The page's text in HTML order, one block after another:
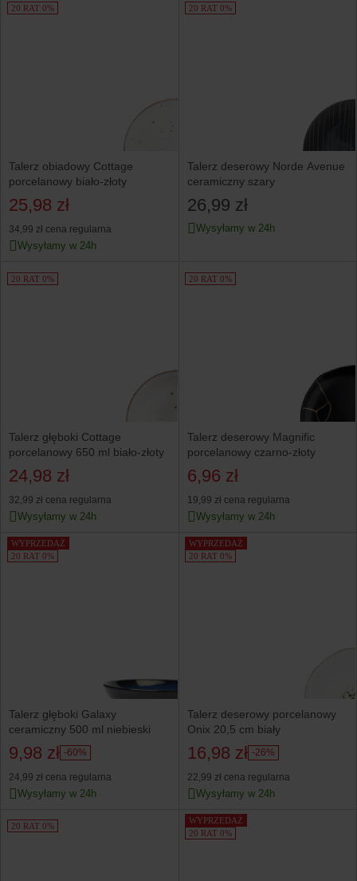
20 RAT 0%
Talerz obiadowy Cottage
porcelanowy biało-złoty
25,98 zł
34,99 zł cena regularna
Wysyłamy w 24h
20 RAT 0%
Talerz deserowy Norde Avenue
ceramiczny szary
26,99 zł
Wysyłamy w 24h
20 RAT 0%
Talerz głęboki Cottage
porcelanowy 650 ml biało-złoty
24,98 zł
32,99 zł cena regularna
Wysyłamy w 24h
20 RAT 0%
Talerz deserowy Magnific
porcelanowy czarno-złoty
6,96 zł
19,99 zł cena regularna
Wysyłamy w 24h
WYPRZEDAŻ
20 RAT 0%
Talerz głęboki Galaxy
ceramiczny 500 ml niebieski
9,98 zł -60%
24,99 zł cena regularna
Wysyłamy w 24h
WYPRZEDAŻ
20 RAT 0%
Talerz deserowy porcelanowy
Onix 20,5 cm biały
16,98 zł -26%
22,99 zł cena regularna
Wysyłamy w 24h
20 RAT 0%
WYPRZEDAŻ
20 RAT 0%